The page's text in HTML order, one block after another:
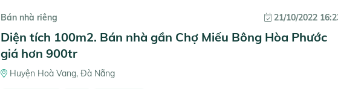
Bán nhà riêng 21/10/2022
Diện tích 100m2. Bán nhà gần Chợ Miếu Bông Hòa Phước
giá hơn 900tr
Huyện Hoà Vang, Đà Nẵng